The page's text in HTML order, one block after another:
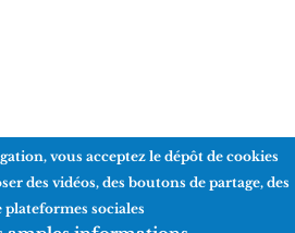
vous acceptez le dépôt de cookies
des vidéos, des boutons de partage, des
sociales